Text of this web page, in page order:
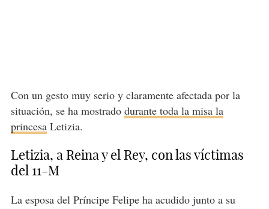
Con un gesto muy serio y claramente afectada por la
situación, se ha mostrado durante toda la misa la
princesaLetizia.
Letizia, a Reina y el Rey, con las víctimas
del 11-M
La esposa del Príncipe Felipe ha acudido junto a su